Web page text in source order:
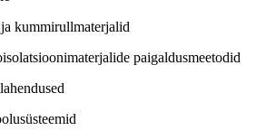
kummirullmaterjalid
paigaldusmeetodid